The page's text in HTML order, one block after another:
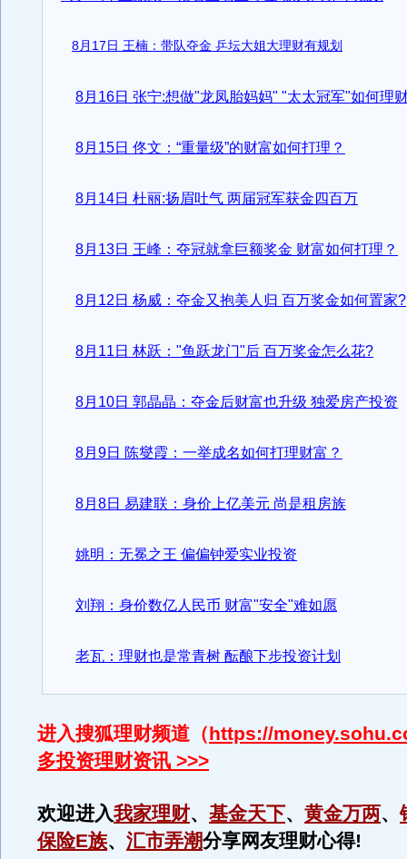
8月17日 王楠：带队夺金 乒坛大姐大理财有规划
8月16日 张宁:想做"龙凤胎妈妈" "太太冠军"如何理
8月15日 佟文：“重量级”的财富如何打理？
8月14日 杜丽:扬眉吐气 两届冠军获金四百万
8月13日 王峰：夺冠就拿巨额奖金 财富如何打理？
8月12日 杨威：夺金又抱美人归 百万奖金如何置家?
8月11日 林跃："鱼跃龙门"后 百万奖金怎么花?
8月10日 郭晶晶：夺金后财富也升级 独爱房产投资
8月9日 陈燮霞：一举成名如何打理财富？
8月8日 易建联：身价上亿美元 尚是租房族
姚明：无冕之王 偏偏钟爱实业投资
刘翔：身价数亿人民币 财富"安全"难如愿
老瓦：理财也是常青树 酝酿下步投资计划
进入搜狐理财频道（https://
多投资理财资讯 >>>
欢迎进入我家理财、 基金天下、 黄金万两、
保险E族、 汇市弄潮分享网友理财心得!